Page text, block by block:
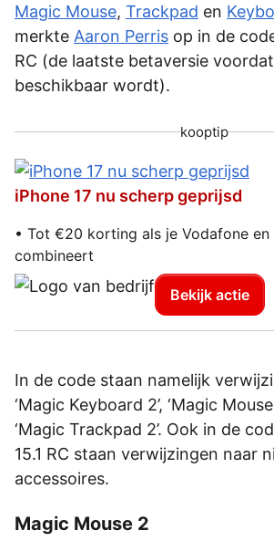
Magic Mouse, Trackpad en
merkte Aaron Perris op in de
RC (de laatste betaversie
beschikbaar wordt).
kooptip
iPhone 17 nu scherp geprijsd
• Tot €20 korting als je Vodafone
combineert
Bekijk actie
In de code staan namelijk
‘Magic Keyboard 2’, ‘Magic
‘Magic Trackpad 2’. Ook in de
15.1 RC staan verwijzingen naar
accessoires.
Magic Mouse 2